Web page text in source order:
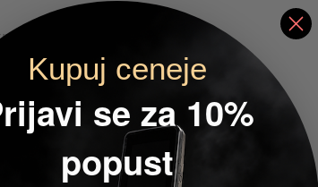
CRNA
Kupuj ceneje
se za 10%
popust